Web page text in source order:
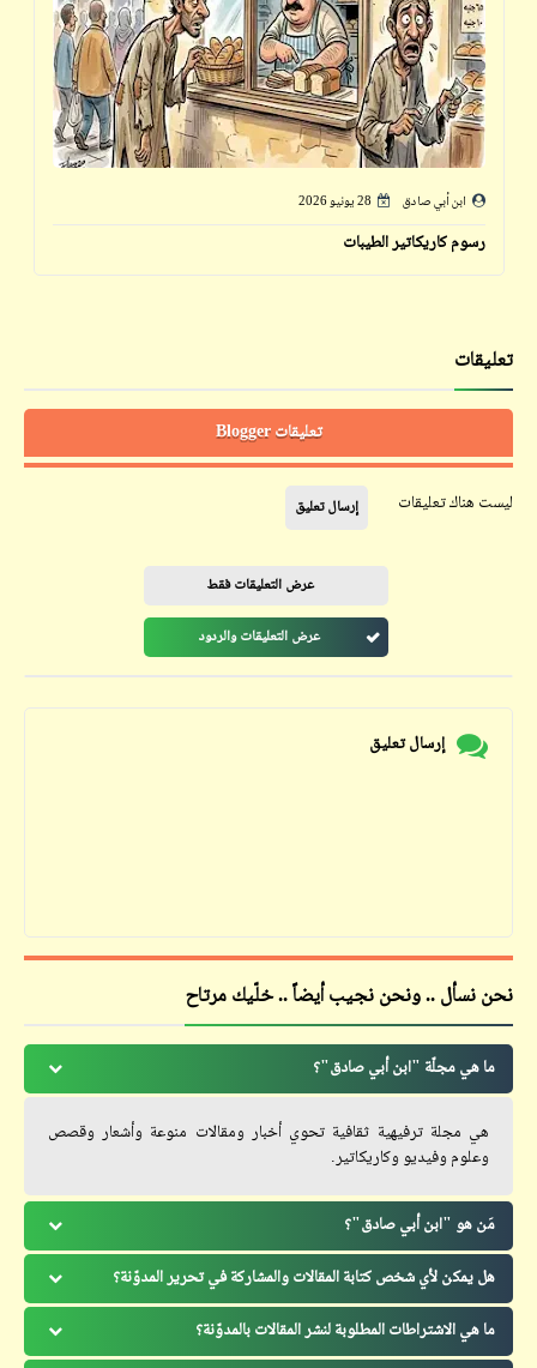
ابن أبي صادق 28 يونيو 2026
رسوم كاريكاتير الطيبات
تعليقات
تعليقات Blogger
ليست هناك تعليقات إرسال تعليق
عرض التعليقات فقط
عرض التعليقات والردود
إرسال تعليق
نحن نسأل .. ونحن نجيب أيضاً .. خلّيك مرتاح
ما هي مجلّة "ابن أبي صادق"؟
هي مجلة ترفيهية ثقافية تحوي أخبار ومقالات منوعة وأشعار وقصص
وعلوم وفيديو وكاريكاتير.
مَن هو "ابن أبي صادق"؟
هل يمكن لأي شخص كتابة المقالات والمشاركة في تحرير المدوّنة؟
ما هي الاشتراطات المطلوبة لنشر المقالات بالمدوّنة؟